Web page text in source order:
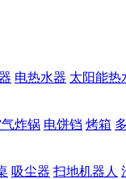
电热水器 太阳能热
炸锅 电饼铛 烤箱
吸尘器 扫地机器人